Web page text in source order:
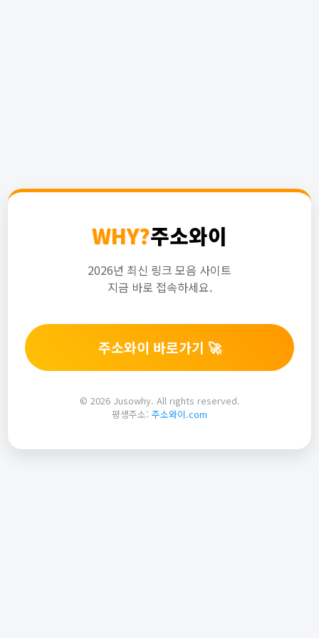
WHY?주소와이
2026년 최신 링크 모음 사이트
지금 바로 접속하세요.
주소와이 바로가기 🚀
© 2026 Jusowhy. All rights reserved.
평생주소: 주소와이.com